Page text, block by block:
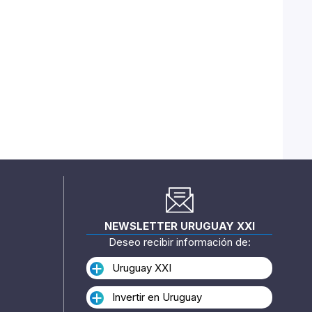
NEWSLETTER URUGUAY XXI
Deseo recibir información de:
Uruguay XXI
Invertir en Uruguay